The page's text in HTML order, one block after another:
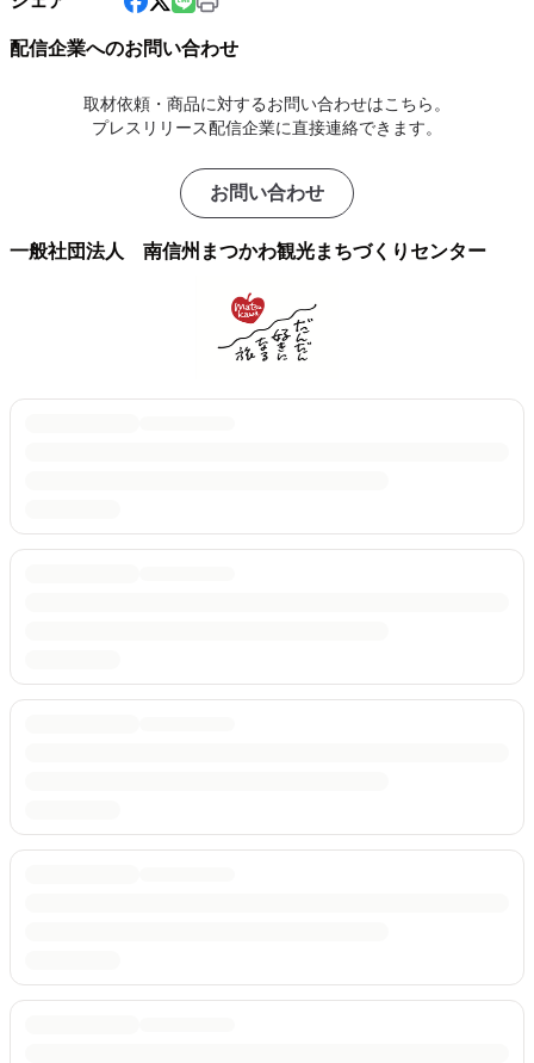
配信企業へのお問い合わせ
取材依頼・商品に対するお問い合わせはこちら。
プレスリリース配信企業に直接連絡できます。
お問い合わせ
一般社団法人 南信州まつかわ観光まちづくりセンター